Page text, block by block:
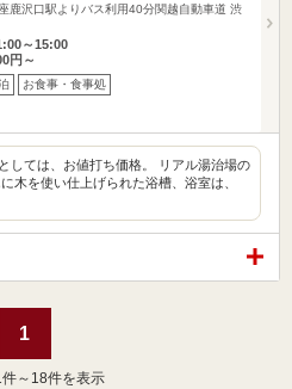
鹿沢口駅よりバス利用40分関越自動車道 渋
～15:00
円～
お食事・食事処
しては、お値打ち価格。 リアル湯治場の
木を使い仕上げられた浴槽、浴室は、
1
～18件を表示